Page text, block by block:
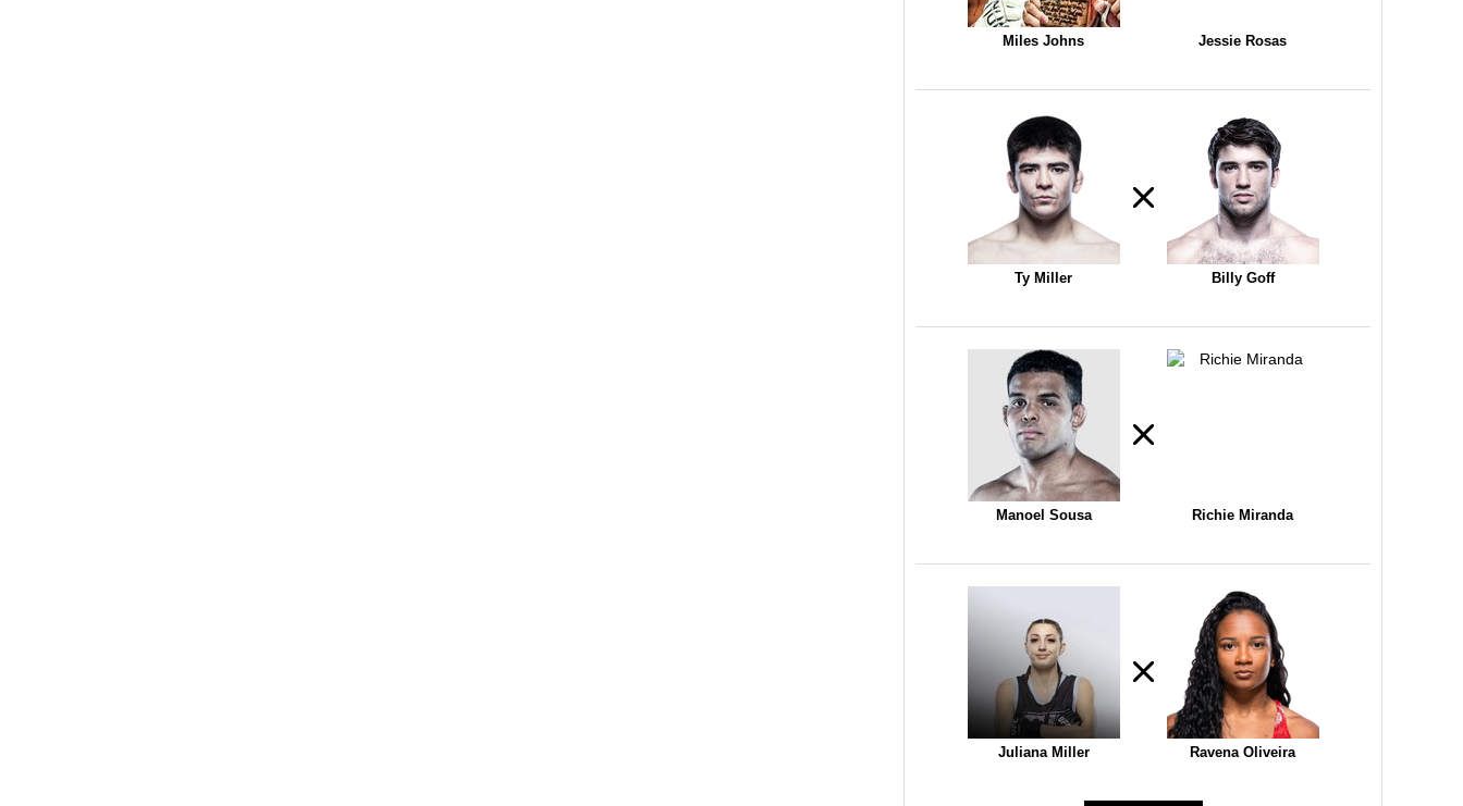
Miles Johns Jessie Rosas
Ty Miller Billy Goff
Manoel Sousa Richie Miranda
Juliana Miller Ravena Oliveira